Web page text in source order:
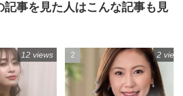
記事を見た人はこんな記事も見
12 views 2